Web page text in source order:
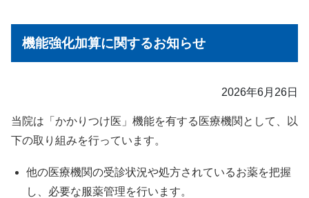
機能強化加算に関するお知らせ
2026年6月26日
当院は「かかりつけ医」機能を有する医療機関として、以
下の取り組みを行っています。
他の医療機関の受診状況や処方されているお薬を把握
し、必要な服薬管理を行います。